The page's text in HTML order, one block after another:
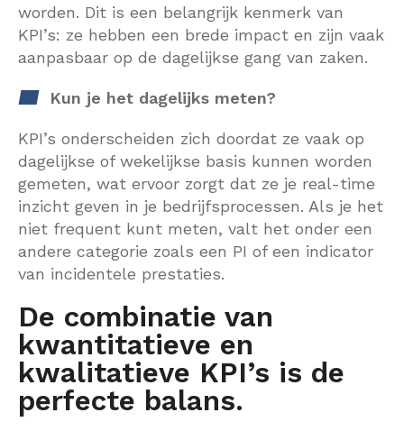
worden. Dit is een belangrijk kenmerk van
KPI’s: ze hebben een brede impact en zijn vaak
aanpasbaar op de dagelijkse gang van zaken.
Kun je het dagelijks meten?
KPI’s onderscheiden zich doordat ze vaak op
dagelijkse of wekelijkse basis kunnen worden
gemeten, wat ervoor zorgt dat ze je real-time
inzicht geven in je bedrijfsprocessen. Als je het
niet frequent kunt meten, valt het onder een
andere categorie zoals een PI of een indicator
van incidentele prestaties.
De combinatie van
kwantitatieve en
kwalitatieve KPI’s is de
perfecte balans.